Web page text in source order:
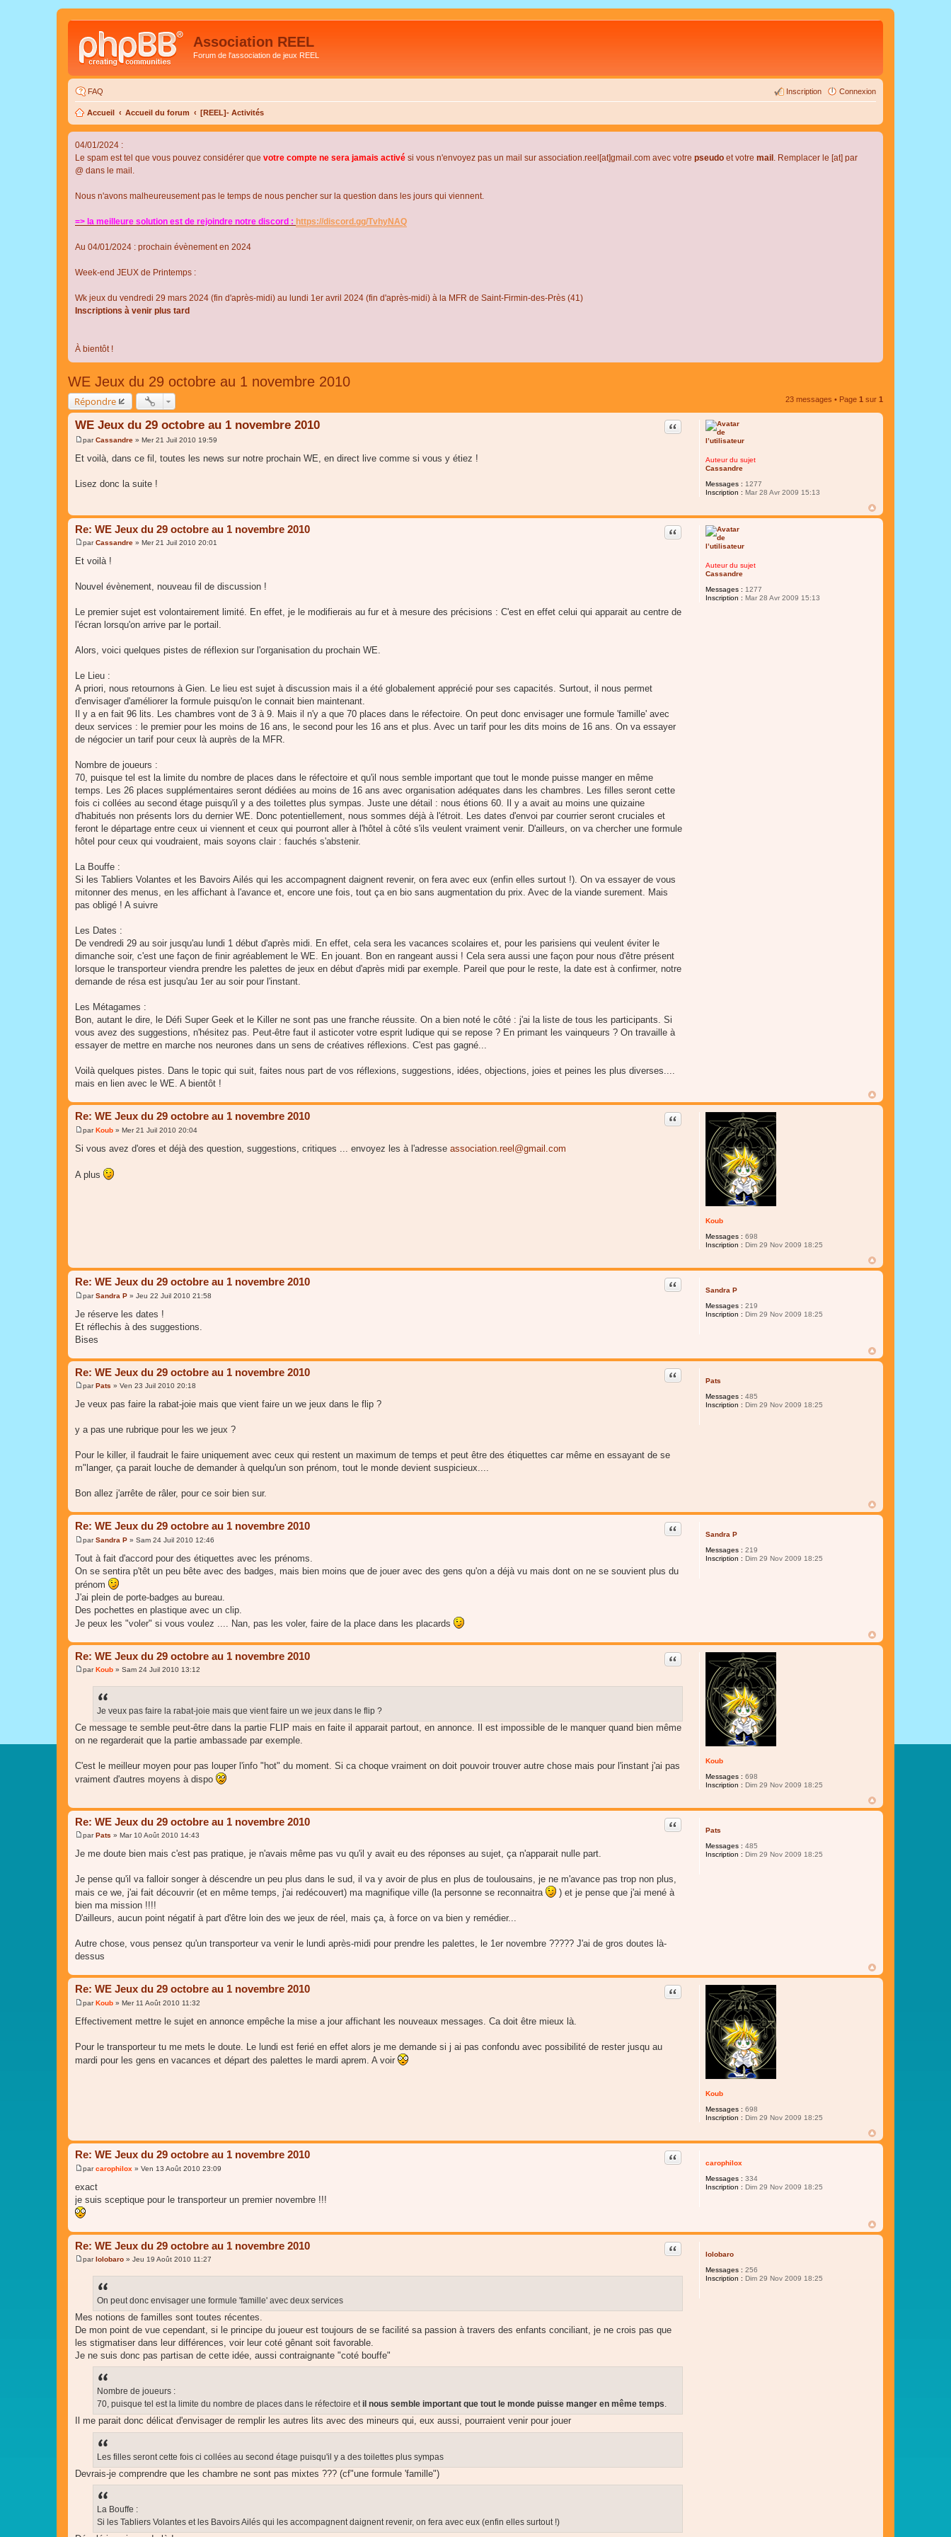
Association REEL
Forum de l'association de jeux REEL
FAQ Connexion
Inscription
Accueil Accueil du forum [REEL]- Activités
04/01/2024 :
Le spam est tel que vous pouvez considérer que votre compte ne sera jamais activé si vous n'envoyez pas un mail sur association.reel[at]gmail.com avec votre pseudo et votre mail . Remplacer le [at] par
@ dans le mail.
Nous n'avons malheureusement pas le temps de nous pencher sur la question dans les jours qui viennent.
=> la meilleure solution est de rejoindre notre discord : https://discord.gg/TvhyNAQ
Au 04/01/2024 : prochain évènement en 2024
Week-end JEUX de Printemps :
Wk jeux du vendredi 29 mars 2024 (fin d'après-midi) au lundi 1er avril 2024 (fin d'après-midi) à la MFR de Saint-Firmin-des-Près (41)
Inscriptions à venir plus tard
À bientôt !
WE Jeux du 29 octobre au 1 novembre 2010
Répondre 23 messages • Page 1 sur 1
Auteur du sujet
Cassandre
Messages : 1277
Inscription : Mar 28 Avr 2009 15:13
WE Jeux du 29 octobre au 1 novembre 2010 Citer
M
e
s
g
parCassandre » Mer 21 Juil 2010 19:59
Et voilà, dans ce fil, toutes les news sur notre prochain WE, en direct live comme si vous y étiez !
Lisez donc la suite !
Auteur du sujet
Cassandre
Messages : 1277
Inscription : Mar 28 Avr 2009 15:13
Re: WE Jeux du 29 octobre au 1 novembre 2010 Citer
M
e
s
g
parCassandre » Mer 21 Juil 2010 20:01
Et voilà !
Nouvel évènement, nouveau fil de discussion !
Le premier sujet est volontairement limité. En effet, je le modifierais au fur et à mesure des précisions : C'est en effet celui qui apparait au centre de
l'écran lorsqu'on arrive par le portail.
Alors, voici quelques pistes de réflexion sur l'organisation du prochain WE.
Le Lieu :
A priori, nous retournons à Gien. Le lieu est sujet à discussion mais il a été globalement apprécié pour ses capacités. Surtout, il nous permet
d'envisager d'améliorer la formule puisqu'on le connait bien maintenant.
Il y a en fait 96 lits. Les chambres vont de 3 à 9. Mais il n'y a que 70 places dans le réfectoire. On peut donc envisager une formule 'famille' avec
deux services : le premier pour les moins de 16 ans, le second pour les 16 ans et plus. Avec un tarif pour les dits moins de 16 ans. On va essayer
de négocier un tarif pour ceux là auprès de la MFR.
Nombre de joueurs :
70, puisque tel est la limite du nombre de places dans le réfectoire et qu'il nous semble important que tout le monde puisse manger en même
temps. Les 26 places supplémentaires seront dédiées au moins de 16 ans avec organisation adéquates dans les chambres. Les filles seront cette
fois ci collées au second étage puisqu'il y a des toilettes plus sympas. Juste une détail : nous étions 60. Il y a avait au moins une quizaine
d'habitués non présents lors du dernier WE. Donc potentiellement, nous sommes déjà à l'étroit. Les dates d'envoi par courrier seront cruciales et
feront le départage entre ceux ui viennent et ceux qui pourront aller à l'hôtel à côté s'ils veulent vraiment venir. D'ailleurs, on va chercher une formule
hôtel pour ceux qui voudraient, mais soyons clair : fauchés s'abstenir.
La Bouffe :
Si les Tabliers Volantes et les Bavoirs Ailés qui les accompagnent daignent revenir, on fera avec eux (enfin elles surtout !). On va essayer de vous
mitonner des menus, en les affichant à l'avance et, encore une fois, tout ça en bio sans augmentation du prix. Avec de la viande surement. Mais
pas obligé ! A suivre
Les Dates :
De vendredi 29 au soir jusqu'au lundi 1 début d'après midi. En effet, cela sera les vacances scolaires et, pour les parisiens qui veulent éviter le
dimanche soir, c'est une façon de finir agréablement le WE. En jouant. Bon en rangeant aussi ! Cela sera aussi une façon pour nous d'être présent
lorsque le transporteur viendra prendre les palettes de jeux en début d'après midi par exemple. Pareil que pour le reste, la date est à confirmer, notre
demande de résa est jusqu'au 1er au soir pour l'instant.
Les Métagames :
Bon, autant le dire, le Défi Super Geek et le Killer ne sont pas une franche réussite. On a bien noté le côté : j'ai la liste de tous les participants. Si
vous avez des suggestions, n'hésitez pas. Peut-être faut il asticoter votre esprit ludique qui se repose ? En primant les vainqueurs ? On travaille à
essayer de mettre en marche nos neurones dans un sens de créatives réflexions. C'est pas gagné...
Voilà quelques pistes. Dans le topic qui suit, faites nous part de vos réflexions, suggestions, idées, objections, joies et peines les plus diverses....
mais en lien avec le WE. A bientôt !
Koub
Messages : 698
Inscription : Dim 29 Nov 2009 18:25
Re: WE Jeux du 29 octobre au 1 novembre 2010 Citer
M
g
parKoub » Mer 21 Juil 2010 20:04
Si vous avez d'ores et déjà des question, suggestions, critiques ... envoyez les à l'adresse association.reel@gmail.com
A plus
Sandra P
Messages : 219
Inscription : Dim 29 Nov 2009 18:25
Re: WE Jeux du 29 octobre au 1 novembre 2010 Citer
M
s
s
g
parSandra P » Jeu 22 Juil 2010 21:58
Je réserve les dates !
Et réflechis à des suggestions.
Bises
Pats
Messages : 485
Inscription : Dim 29 Nov 2009 18:25
Re: WE Jeux du 29 octobre au 1 novembre 2010 Citer
M
s
g
parPats » Ven 23 Juil 2010 20:18
Je veux pas faire la rabat-joie mais que vient faire un we jeux dans le flip ?
y a pas une rubrique pour les we jeux ?
Pour le killer, il faudrait le faire uniquement avec ceux qui restent un maximum de temps et peut être des étiquettes car même en essayant de se
m"langer, ça parait louche de demander à quelqu'un son prénom, tout le monde devient suspicieux....
Bon allez j'arrête de râler, pour ce soir bien sur.
Sandra P
Messages : 219
Inscription : Dim 29 Nov 2009 18:25
Re: WE Jeux du 29 octobre au 1 novembre 2010 Citer
M
s
s
a
g
e
parSandra P » Sam 24 Juil 2010 12:46
Tout à fait d'accord pour des étiquettes avec les prénoms.
On se sentira p'têt un peu bête avec des badges, mais bien moins que de jouer avec des gens qu'on a déjà vu mais dont on ne se souvient plus du
prénom
J'ai plein de porte-badges au bureau.
Des pochettes en plastique avec un clip.
Je peux les "voler" si vous voulez .... Nan, pas les voler, faire de la place dans les placards
Koub
Messages : 698
Inscription : Dim 29 Nov 2009 18:25
Re: WE Jeux du 29 octobre au 1 novembre 2010 Citer
M
e
parKoub » Sam 24 Juil 2010 13:12
Je veux pas faire la rabat-joie mais que vient faire un we jeux dans le flip ?
Ce message te semble peut-être dans la partie FLIP mais en faite il apparait partout, en annonce. Il est impossible de le manquer quand bien même
on ne regarderait que la partie ambassade par exemple.
C'est le meilleur moyen pour pas louper l'info "hot" du moment. Si ca choque vraiment on doit pouvoir trouver autre chose mais pour l'instant j'ai pas
vraiment d'autres moyens à dispo
Pats
Messages : 485
Inscription : Dim 29 Nov 2009 18:25
Re: WE Jeux du 29 octobre au 1 novembre 2010 Citer
M
s
g
e
parPats » Mar 10 Août 2010 14:43
Je me doute bien mais c'est pas pratique, je n'avais même pas vu qu'il y avait eu des réponses au sujet, ça n'apparait nulle part.
Je pense qu'il va falloir songer à déscendre un peu plus dans le sud, il va y avoir de plus en plus de toulousains, je ne m'avance pas trop non plus,
mais ce we, j'ai fait découvrir (et en même temps, j'ai redécouvert) ma magnifique ville (la personne se reconnaitra
) et je pense que j'ai mené à
bien ma mission !!!!
D'ailleurs, aucun point négatif à part d'être loin des we jeux de réel, mais ça, à force on va bien y remédier...
Autre chose, vous pensez qu'un transporteur va venir le lundi après-midi pour prendre les palettes, le 1er novembre ????? J'ai de gros doutes là-
dessus
Koub
Messages : 698
Inscription : Dim 29 Nov 2009 18:25
Re: WE Jeux du 29 octobre au 1 novembre 2010 Citer
M
e
s
g
e
parKoub » Mer 11 Août 2010 11:32
Effectivement mettre le sujet en annonce empêche la mise a jour affichant les nouveaux messages. Ca doit être mieux là.
Pour le transporteur tu me mets le doute. Le lundi est ferié en effet alors je me demande si j ai pas confondu avec possibilité de rester jusqu au
mardi pour les gens en vacances et départ des palettes le mardi aprem. A voir
carophilox
Messages : 334
Inscription : Dim 29 Nov 2009 18:25
Re: WE Jeux du 29 octobre au 1 novembre 2010 Citer
M
s
s
a
g
parcarophilox » Ven 13 Août 2010 23:09
exact
je suis sceptique pour le transporteur un premier novembre !!!
lolobaro
Messages : 256
Inscription : Dim 29 Nov 2009 18:25
Re: WE Jeux du 29 octobre au 1 novembre 2010 Citer
M
e
parlolobaro » Jeu 19 Août 2010 11:27
On peut donc envisager une formule 'famille' avec deux services
Mes notions de familles sont toutes récentes.
De mon point de vue cependant, si le principe du joueur est toujours de se facilité sa passion à travers des enfants conciliant, je ne crois pas que
les stigmatiser dans leur différences, voir leur coté gênant soit favorable.
Je ne suis donc pas partisan de cette idée, aussi contraignante "coté bouffe"
Nombre de joueurs :
70, puisque tel est la limite du nombre de places dans le réfectoire et il nous semble important que tout le monde puisse manger en même temps.
Il me parait donc délicat d'envisager de remplir les autres lits avec des mineurs qui, eux aussi, pourraient venir pour jouer
Les filles seront cette fois ci collées au second étage puisqu'il y a des toilettes plus sympas
Devrais-je comprendre que les chambre ne sont pas mixtes ??? (cf"une formule 'famille")
La Bouffe :
Si les Tabliers Volantes et les Bavoirs Ailés qui les accompagnent daignent revenir, on fera avec eux (enfin elles surtout !)